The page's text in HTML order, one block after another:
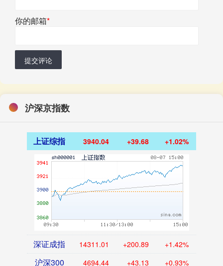
你的邮箱*
提交评论
沪深京指数
上证综指 3940.04 +39.68 +1.02%
深证成指 14311.01 +200.89 +1.42%
沪深300 4694.44 +43.13 +0.93%